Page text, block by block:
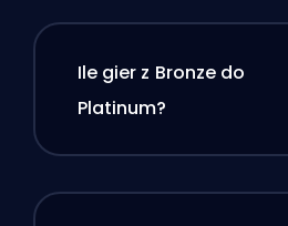
Ile gier z Bronze do
Platinum?